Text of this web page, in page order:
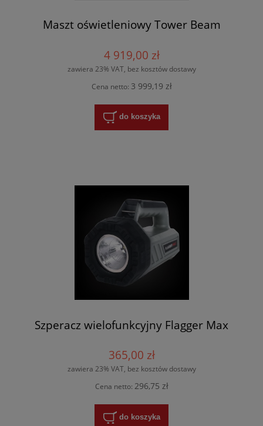
Maszt oświetleniowy Tower Beam
4 919,00 zł
zawiera 23% VAT, bez kosztów dostawy
Cena netto: 3 999,19 zł
do koszyka
Szperacz wielofunkcyjny Flagger Max
365,00 zł
zawiera 23% VAT, bez kosztów dostawy
Cena netto: 296,75 zł
do koszyka